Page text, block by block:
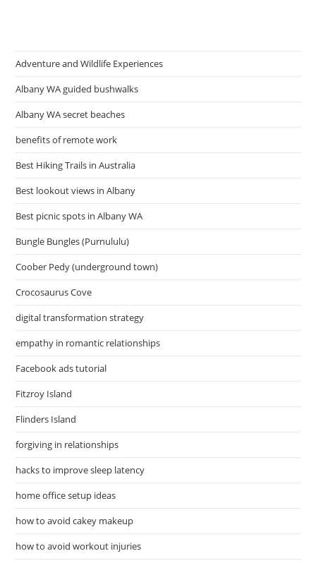
Adventure and Wildlife Experiences
Albany WA guided bushwalks
Albany WA secret beaches
benefits of remote work
Best Hiking Trails in Australia
Best lookout views in Albany
Best picnic spots in Albany WA
Bungle Bungles (Purnululu)
Coober Pedy (underground town)
Crocosaurus Cove
digital transformation strategy
empathy in romantic relationships
Facebook ads tutorial
Fitzroy Island
Flinders Island
forgiving in relationships
hacks to improve sleep latency
home office setup ideas
how to avoid cakey makeup
how to avoid workout injuries